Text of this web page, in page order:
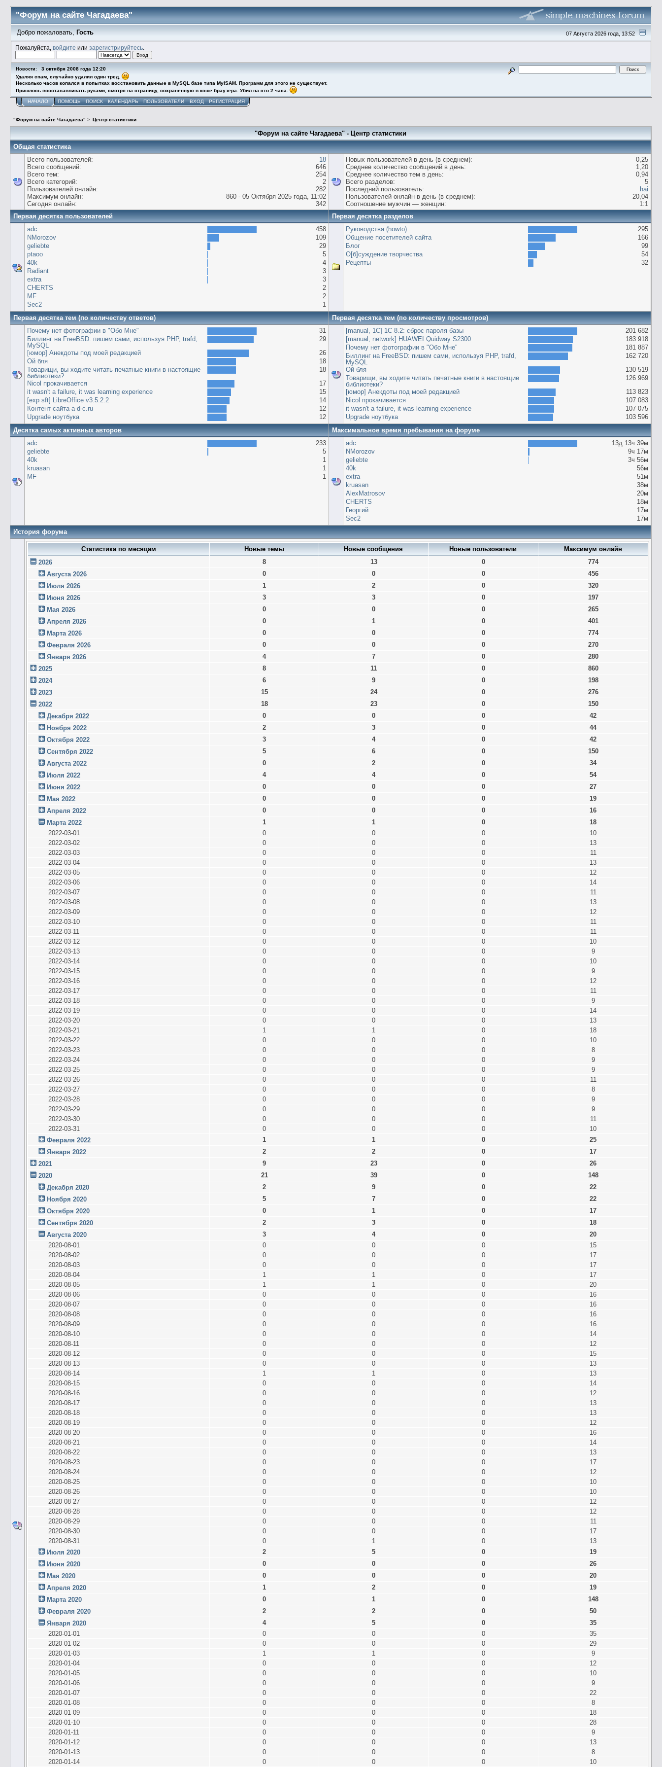
"Форум на сайте Чагадаева"
07 Августа 2026 года, 13:52
Добро пожаловать, Гость
Пожалуйста,войдите илизарегистрируйтесь
Новости:
3 октября 2008 года 12:20
Удаляя спам, случайно удалил один тред.
Несколько часов копался в попытках восстановить данные в MySQL базе типа MyISAM. Программ для этого не существует.
Пришлось восстанавливать руками, смотря на страницу, сохранённую в кэше браузера. Убил на это 2 часа.
НАЧАЛО ПОМОЩЬ ПОИСК КАЛЕНДАРЬ ПОЛЬЗОВАТЕЛИ ВХОД РЕГИСТРАЦИЯ
"Форум на сайте Чагадаева" > Центр статистики
"Форум на сайте Чагадаева" - Центр статистики
Общая статистика
Всего пользователей:
18
Всего сообщений:
646
Всего тем:
254
Всего категорий:
2
Пользователей онлайн:
282
Максимум онлайн:
860 - 05 Октября 2025 года, 11:02
Сегодня онлайн:
342
Новых пользователей в день (в среднем):
0,25
Среднее количество сообщений в день:
1,20
Среднее количество тем в день:
0,94
Всего разделов:
5
Последний пользователь:
hai
Пользователей онлайн в день (в среднем):
20,04
Соотношение мужчин — женщин:
1:1
Первая десятка пользователей
Первая десятка разделов
adc
458
NMorozov
109
geliebte
29
ptaoo
5
40k
4
Radiant
3
extra
3
CHERTS
2
MF
2
Sec2
1
Руководства (howto)
295
Общение посетителей сайта
166
Блог
99
О[б]суждение творчества
54
Рецепты
32
Первая десятка тем (по количеству ответов)
Первая десятка тем (по количеству просмотров)
Почему нет фотографии в "Обо Мне"
31
Биллинг на FreeBSD: пишем сами, используя PHP, trafd,
MySQL
29
[юмор] Анекдоты под моей редакцией
26
Ой бля
18
Товарищи, вы ходите читать печатные книги в настоящие
библиотеки?
18
Nicol прокачивается
17
it wasn't a failure, it was learning experience
15
[exp sft] LibreOffice v3.5.2.2
14
Контент сайта a-d-c.ru
12
Upgrade ноутбука
12
[manual, 1С] 1С 8.2: сброс пароля базы
201 682
[manual, network] HUAWEI Quidway S2300
183 918
Почему нет фотографии в "Обо Мне"
181 887
Биллинг на FreeBSD: пишем сами, используя PHP, trafd,
MySQL
162 720
Ой бля
130 519
Товарищи, вы ходите читать печатные книги в настоящие
библиотеки?
126 969
[юмор] Анекдоты под моей редакцией
113 823
Nicol прокачивается
107 083
it wasn't a failure, it was learning experience
107 075
Upgrade ноутбука
103 596
Десятка самых активных авторов
Максимальное время пребывания на форуме
adc
233
geliebte
5
40k
1
kruasan
1
MF
1
adc
13д 13ч 39м
NMorozov
9ч 17м
geliebte
3ч 56м
40k
56м
extra
51м
kruasan
38м
AlexMatrosov
20м
CHERTS
18м
Георгий
17м
Sec2
17м
История форума
Статистика по месяцам Новые темы Новые сообщения Новые пользователи
Максимум онлайн
2026
8 13 0
774
Августа 2026
0 0 0
456
Июля 2026
1 2 0
320
Июня 2026
3 3 0
197
Мая 2026
0 0 0
265
Апреля 2026
0 1 0
401
Марта 2026
0 0 0
774
Февраля 2026
0 0 0
270
Января 2026
4 7 0
280
2025
8 11 0
860
2024
6 9 0
198
2023
15 24 0
276
2022
18 23 0
150
Декабря 2022
0 0 0
42
Ноября 2022
2 3 0
44
Октября 2022
3 4 0
42
Сентября 2022
5 6 0
150
Августа 2022
0 2 0
34
Июля 2022
4 4 0
54
Июня 2022
0 0 0
27
Мая 2022
0 0 0
19
Апреля 2022
0 0 0
16
Марта 2022
1 1 0
18
2022-03-01
0 0 0
10
2022-03-02
0 0 0
13
2022-03-03
0 0 0
11
2022-03-04
0 0 0
13
2022-03-05
0 0 0
12
2022-03-06
0 0 0
14
2022-03-07
0 0 0
11
2022-03-08
0 0 0
13
2022-03-09
0 0 0
12
2022-03-10
0 0 0
11
2022-03-11
0 0 0
11
2022-03-12
0 0 0
10
2022-03-13
0 0 0
9
2022-03-14
0 0 0
10
2022-03-15
0 0 0
9
2022-03-16
0 0 0
12
2022-03-17
0 0 0
11
2022-03-18
0 0 0
9
2022-03-19
0 0 0
14
2022-03-20
0 0 0
13
2022-03-21
1 1 0
18
2022-03-22
0 0 0
10
2022-03-23
0 0 0
8
2022-03-24
0 0 0
9
2022-03-25
0 0 0
9
2022-03-26
0 0 0
11
2022-03-27
0 0 0
8
2022-03-28
0 0 0
9
2022-03-29
0 0 0
9
2022-03-30
0 0 0
11
2022-03-31
0 0 0
10
Февраля 2022
1 1 0
25
Января 2022
2 2 0
17
2021
9 23 0
26
2020
21 39 0
148
Декабря 2020
2 9 0
22
Ноября 2020
5 7 0
22
Октября 2020
0 1 0
17
Сентября 2020
2 3 0
18
Августа 2020
3 4 0
20
2020-08-01
0 0 0
15
2020-08-02
0 0 0
17
2020-08-03
0 0 0
17
2020-08-04
1 1 0
17
2020-08-05
1 1 0
20
2020-08-06
0 0 0
16
2020-08-07
0 0 0
16
2020-08-08
0 0 0
16
2020-08-09
0 0 0
16
2020-08-10
0 0 0
14
2020-08-11
0 0 0
12
2020-08-12
0 0 0
15
2020-08-13
0 0 0
13
2020-08-14
1 1 0
13
2020-08-15
0 0 0
14
2020-08-16
0 0 0
12
2020-08-17
0 0 0
13
2020-08-18
0 0 0
13
2020-08-19
0 0 0
12
2020-08-20
0 0 0
16
2020-08-21
0 0 0
14
2020-08-22
0 0 0
13
2020-08-23
0 0 0
17
2020-08-24
0 0 0
12
2020-08-25
0 0 0
10
2020-08-26
0 0 0
10
2020-08-27
0 0 0
12
2020-08-28
0 0 0
12
2020-08-29
0 0 0
11
2020-08-30
0 0 0
17
2020-08-31
0 1 0
13
Июля 2020
2 5 0
19
Июня 2020
0 0 0
26
Мая 2020
0 0 0
20
Апреля 2020
1 2 0
19
Марта 2020
0 1 0
148
Февраля 2020
2 2 0
50
Января 2020
4 5 0
35
2020-01-01
0 0 0
35
2020-01-02
0 0 0
29
2020-01-03
1 1 0
9
2020-01-04
0 0 0
12
2020-01-05
0 0 0
10
2020-01-06
0 0 0
9
2020-01-07
0 0 0
22
2020-01-08
0 0 0
8
2020-01-09
0 0 0
18
2020-01-10
0 0 0
28
2020-01-11
0 0 0
9
2020-01-12
0 0 0
13
2020-01-13
0 0 0
8
2020-01-14
0 0 0 10